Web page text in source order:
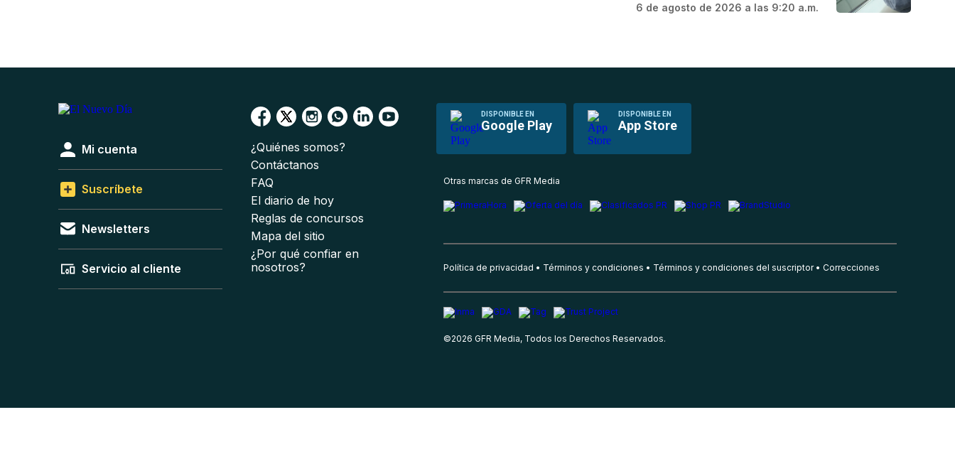
6 de agosto de 2026 a las 9:20 a.m.
DISPONIBLE EN
Google Play
DISPONIBLE EN
App Store
Mi cuenta
Suscríbete
Newsletters
Servicio al cliente
¿Quiénes somos?
Contáctanos
FAQ
El diario de hoy
Reglas de concursos
Mapa del sitio
¿Por qué confiar en
nosotros?
Otras marcas de GFR Media
Política de privacidad Términos y condiciones Términos y condiciones del suscriptor Correcciones
©2026 GFR Media, Todos los Derechos Reservados.